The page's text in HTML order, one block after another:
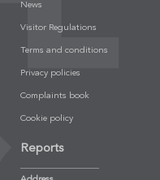
News
Visitor Regulations
Terms and conditions
Privacy policies
Complaints book
Cookie policy
Reports